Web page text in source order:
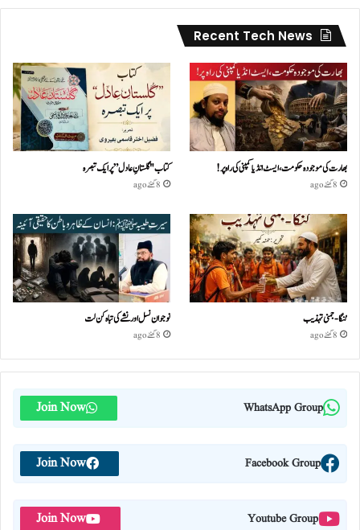
Recent Tech News
بھارت کی موجودہ حکومت،ایسٹ انڈیا کمپنی کی راہ پر!
8 گھنٹے ago
کتاب "گلستانِ عادل” پر ایک تبصرہ
8 گھنٹے ago
گنگا-جمنی تہذیب
8 گھنٹے ago
نوجوان نسل اور نشے کی تباہ کن لت
8 گھنٹے ago
WhatsApp Group
Join Now
Facebook Group
Join Now
Youtube Group
Join Now